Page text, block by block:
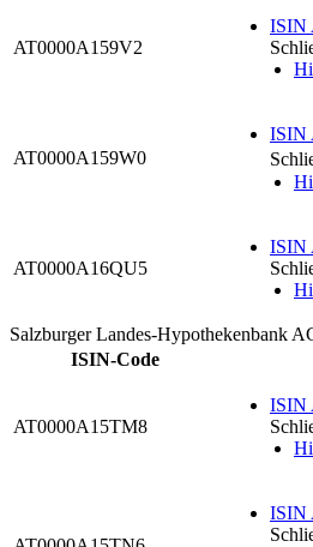
AT0000A159V2
ISIN
AT0000A159W0
ISIN
AT0000A16QU5
ISIN
Salzburger Landes-Hypothekenbank
ISIN-Code
AT0000A15TM8
ISIN
ISIN